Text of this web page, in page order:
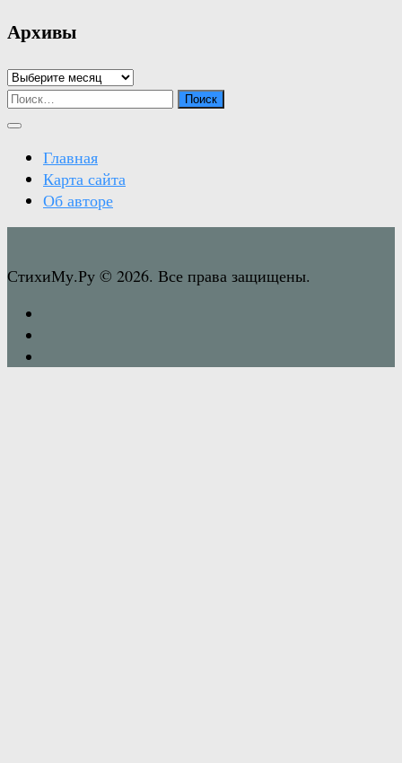
Архивы
Архивы
Найти:
Главная
Карта сайта
Об авторе
СтихиМу.Ру © 2026. Все права защищены.